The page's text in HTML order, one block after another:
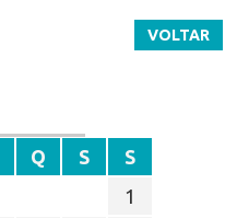
VOLTAR
Q S
S
1